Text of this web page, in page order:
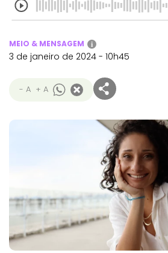
MEIO & MENSAGEM i
3 de janeiro de 2024 - 10h45
- A + A